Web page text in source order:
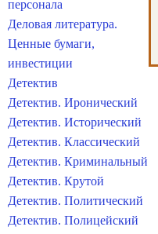
персонала
Деловая литература.
Ценные бумаги,
инвестиции
Детектив
Детектив. Иронический
Детектив. Исторический
Детектив. Классический
Детектив. Криминальный
Детектив. Крутой
Детектив. Политический
Детектив. Полицейский